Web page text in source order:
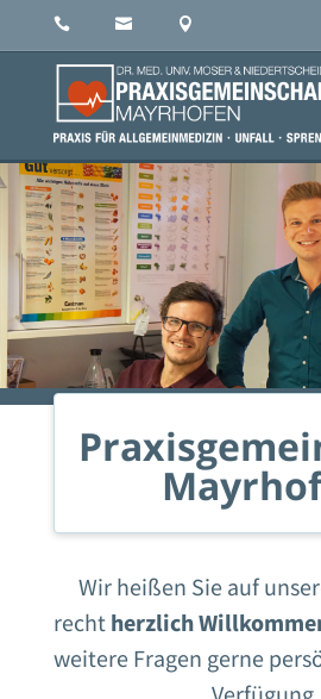
  
Wir heißen Sie auf
recht herzlich
weitere Fragen gerne